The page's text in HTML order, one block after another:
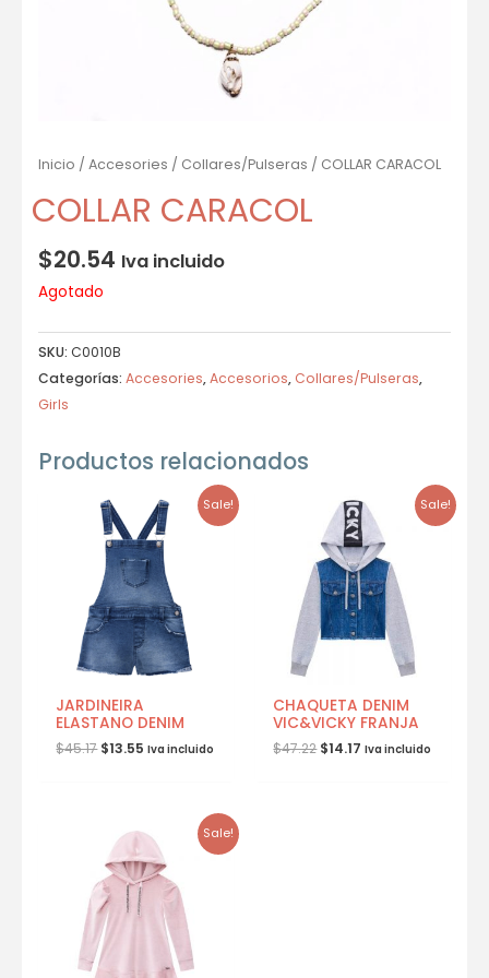
Inicio / Accesories / Collares/Pulseras / COLLAR CARACOL
COLLAR CARACOL
$20.54 Iva incluido
Agotado
SKU: C0010B
Categorías: Accesories,Accesorios, Collares/Pulseras,
Girls
Productos relacionados
Sale!
JARDINEIRA
ELASTANO DENIM
$45.17 $13.55 Iva incluido
Sale!
CHAQUETA DENIM
VIC&VICKY FRANJA
$47.22 $14.17 Iva incluido
Sale!